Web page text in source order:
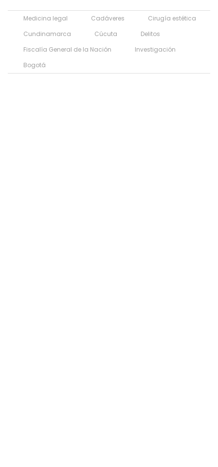
Medicina legal Cadáveres
Cirugía estética
Cundinamarca
Cúcuta
Delitos
Fiscalía General de la Nación
Investigación
Bogotá